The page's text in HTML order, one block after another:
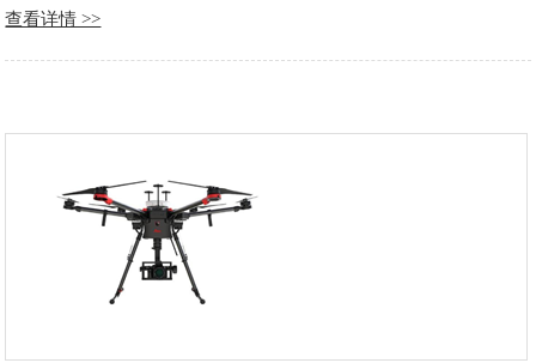
测器和光学成像物镜接受被测目标的红外辐射能量分布图形反
映……
查看详情 >>